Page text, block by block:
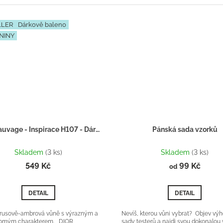
Dárkově baleno
DIOR Sauvage - Inspirace H107 - Dárkový balíček
hodnocení
je
z
5
Skladem (3 ks)
549 Kč
DETAIL
ambrová vůně s výrazným a
charakterem. DIOR
Pánská sada vzorků
hodnocení
je
z
5
Skladem(3 ks)
od99 Kč
DETAIL
Nevíš, kterou vůni vybrat? Objev
sady testerů a najdi svou dokonalou